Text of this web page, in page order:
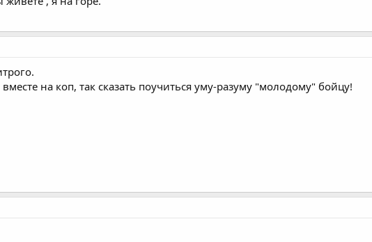
на коп, так сказать поучиться уму-разуму "молодому" бойцу!